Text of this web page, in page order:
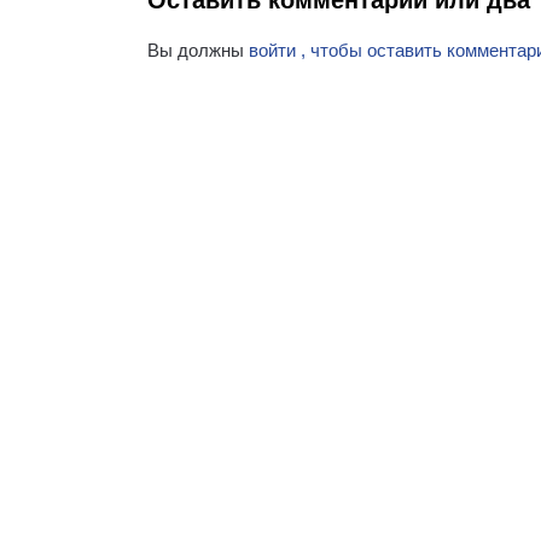
Вы должны войти , чтобы оставить